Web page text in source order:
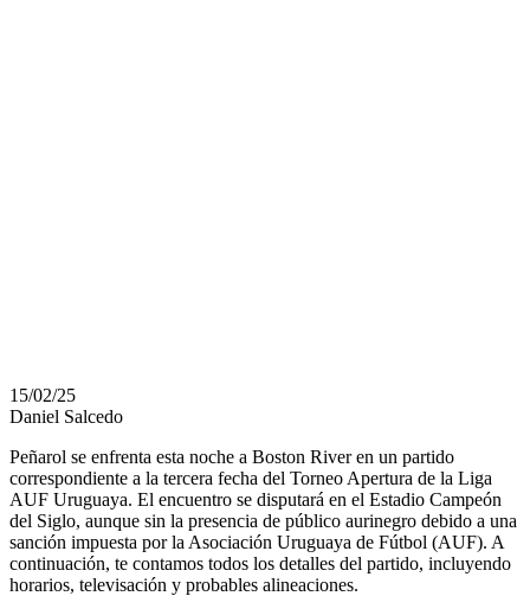
15/02/25
Daniel Salcedo
Peñarol se enfrenta esta noche a Boston River en un partido
correspondiente a la tercera fecha del Torneo Apertura de la Liga
AUF Uruguaya. El encuentro se disputará en el Estadio Campeón
del Siglo, aunque sin la presencia de público aurinegro debido a una
sanción impuesta por la Asociación Uruguaya de Fútbol (AUF). A
continuación, te contamos todos los detalles del partido, incluyendo
horarios, televisación y probables alineaciones.